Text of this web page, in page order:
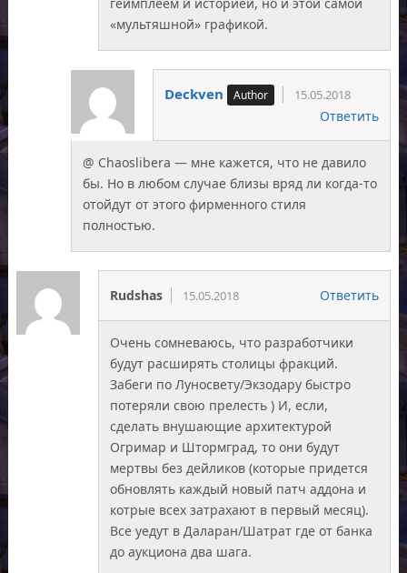
геймплеем и историей, но и этой самой
«мультяшной» графикой.
Deckven 15.05.2018
Ответить
@ Chaoslibera — мне кажется, что не давило
бы. Но в любом случае близы вряд ли когда-то
отойдут от этого фирменного стиля
полностью.
Rudshas 15.05.2018 Ответить
Очень сомневаюсь, что разработчики
будут расширять столицы фракций.
Забеги по Луносвету/Экзодару быстро
потеряли свою прелесть ) И, если,
сделать внушающие архитектурой
Огримар и Штормград, то они будут
мертвы без дейликов (которые придется
обновлять каждый новый патч аддона и
котрые всех затрахают в первый месяц).
Все уедут в Даларан/Шатрат где от банка
до аукциона два шага.